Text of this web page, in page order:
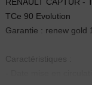
RENAULT CAPTUR -
TCe 90 Evolution
Garantie : renew gold
Caractéristiques :